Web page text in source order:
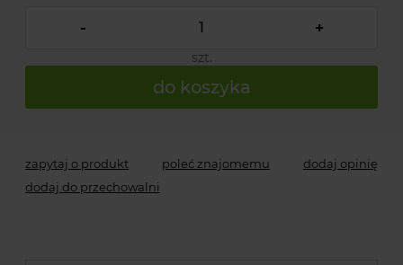
- +
szt.
do koszyka
zapytaj o produkt poleć znajomemu
dodaj opinię
dodaj do przechowalni